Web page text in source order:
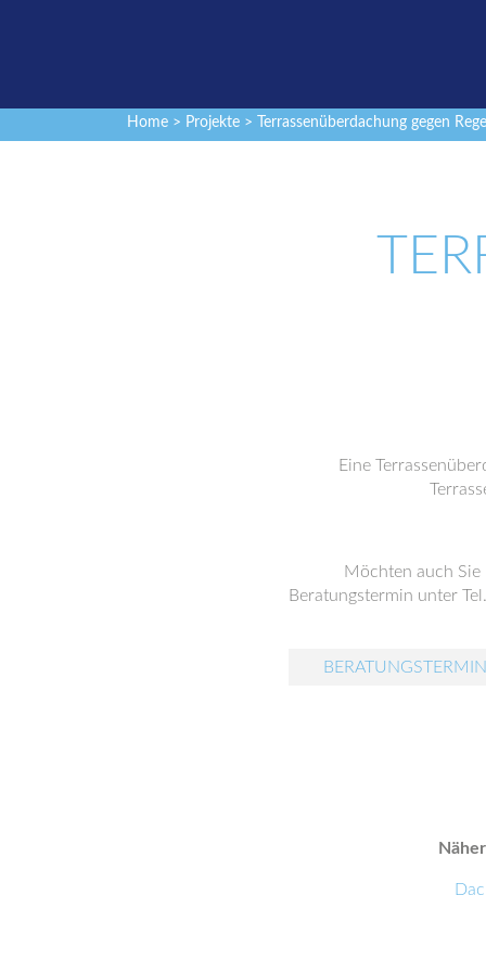
Home > Projekte > Terrassenüberdachung gegen
Eine
Möchten auch
Beratungstermin unter